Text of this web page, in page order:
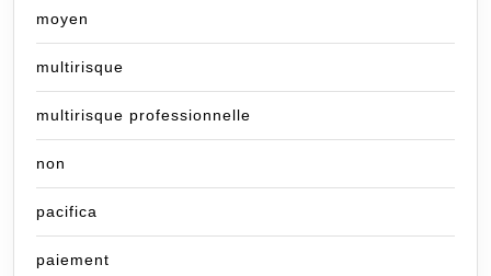
moyen
multirisque
multirisque professionnelle
non
pacifica
paiement